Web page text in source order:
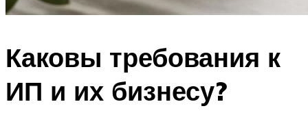
Каковы требования к
ИП и их бизнесу?